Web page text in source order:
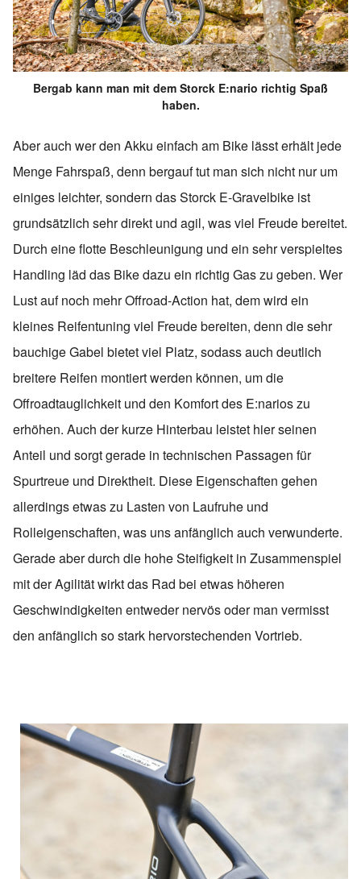
Bergab kann man mit dem Storck E:nario richtig Spaß
haben.
Aber auch wer den Akku einfach am Bike lässt erhält jede
Menge Fahrspaß, denn bergauf tut man sich nicht nur um
einiges leichter, sondern das Storck E-Gravelbike ist
grundsätzlich sehr direkt und agil, was viel Freude bereitet.
Durch eine flotte Beschleunigung und ein sehr verspieltes
Handling läd das Bike dazu ein richtig Gas zu geben. Wer
Lust auf noch mehr Offroad-Action hat, dem wird ein
kleines Reifentuning viel Freude bereiten, denn die sehr
bauchige Gabel bietet viel Platz, sodass auch deutlich
breitere Reifen montiert werden können, um die
Offroadtauglichkeit und den Komfort des E:narios zu
erhöhen. Auch der kurze Hinterbau leistet hier seinen
Anteil und sorgt gerade in technischen Passagen für
Spurtreue und Direktheit. Diese Eigenschaften gehen
allerdings etwas zu Lasten von Laufruhe und
Rolleigenschaften, was uns anfänglich auch verwunderte.
Gerade aber durch die hohe Steifigkeit in Zusammenspiel
mit der Agilität wirkt das Rad bei etwas höheren
Geschwindigkeiten entweder nervös oder man vermisst
den anfänglich so stark hervorstechenden Vortrieb.